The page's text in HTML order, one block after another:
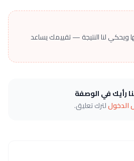
لنا النتيجة — تقييمك يساعد
رأيك في الوصفة
الدخوللترك تعليق.